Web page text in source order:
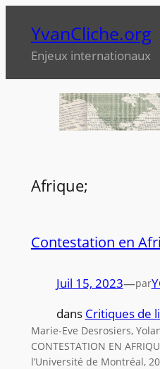
contenu
YvanCliche.org
Enjeux internationaux
Afrique;
Contestation en
Juil 15, 2023—par
dans Critiques de
Marie-Eve Desrosiers,
CONTESTATION EN
l’Université de Montréal,